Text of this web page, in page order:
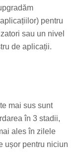
pentru
sau un nivel
de aplicații.
mai sus sunt
în 3 stadii,
ales în zilele
ușor pentru niciun